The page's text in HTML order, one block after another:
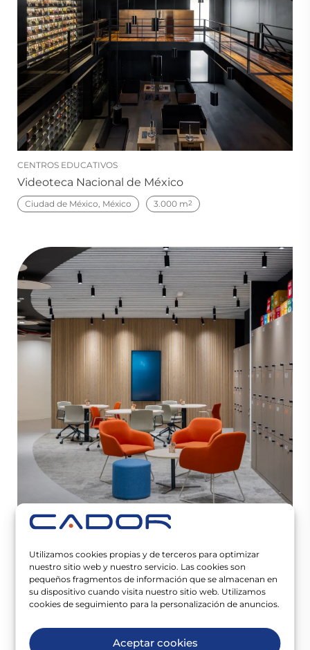
Utilizamos cookies propias y de terceros para optimizar
nuestro sitio web y nuestro servicio. Las cookies son
pequeños fragmentos de información que se almacenan en
su dispositivo cuando visita nuestro sitio web. Utilizamos
cookies de seguimiento para la personalización de anuncios.
Aceptar cookies
CENTROS EDUCATIVOS
Videoteca Nacional de México
Ciudad de México, México 3.000 m2
Zelestra Bilbao
Bilbao, España 1.600 m2